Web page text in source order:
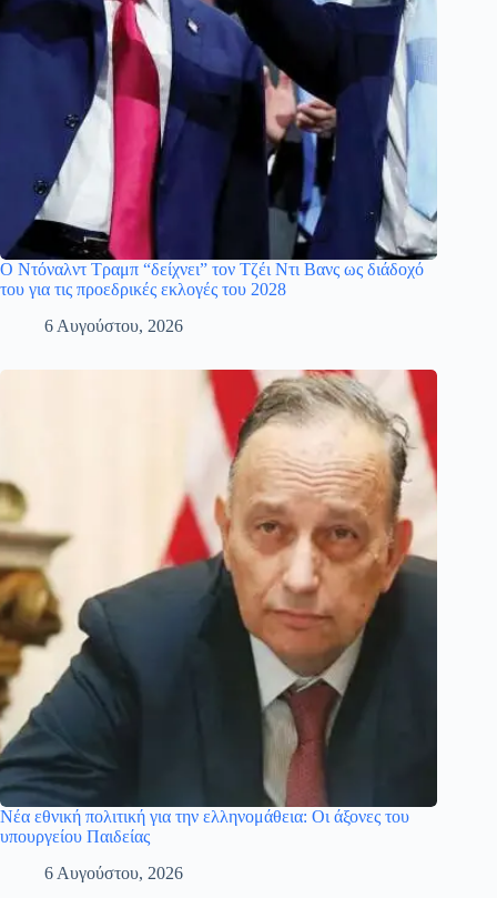
Ο Ντόναλντ Τραμπ “δείχνει” τον Τζέι Ντι Βανς ως διάδοχό
του για τις προεδρικές εκλογές του 2028
6 Αυγούστου, 2026
Νέα εθνική πολιτική για την ελληνομάθεια: Οι άξονες του
υπουργείου Παιδείας
6 Αυγούστου, 2026